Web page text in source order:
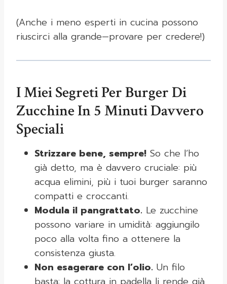
(Anche i meno esperti in cucina possono
riuscirci alla grande—provare per credere!)
I Miei Segreti Per Burger Di
Zucchine In 5 Minuti Davvero
Speciali
Strizzare bene, sempre! So che l’ho
già detto, ma è davvero cruciale: più
acqua elimini, più i tuoi burger saranno
compatti e croccanti.
Modula il pangrattato. Le zucchine
possono variare in umidità: aggiungilo
poco alla volta fino a ottenere la
consistenza giusta.
Non esagerare con l’olio. Un filo